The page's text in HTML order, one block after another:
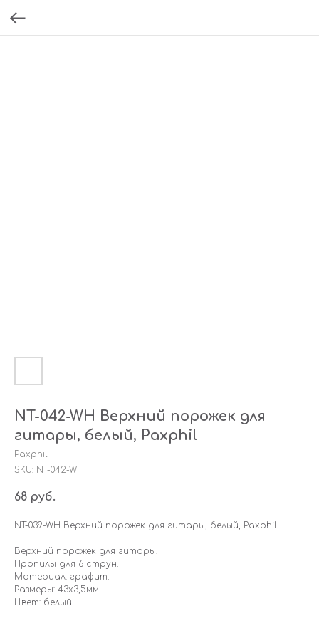
NT-042-WH Верхний порожек для
гитары, белый, Paxphil
Paxphil
SKU: NT-042-WH
68 руб.
NT-039-WH Верхний порожек для гитары, белый, Paxphil.
Верхний порожек для гитары.
Пропилы для 6 струн.
Материал: графит.
Размеры: 43х3,5мм.
Цвет: белый.